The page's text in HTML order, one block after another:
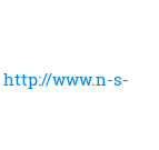
http://www.n-s-